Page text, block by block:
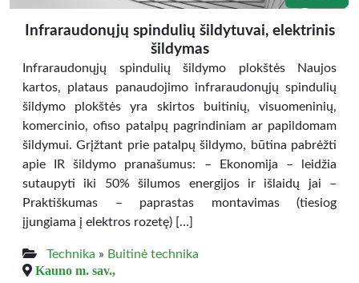
Infraraudonųjų spindulių šildytuvai, elektrinis
šildymas
Infraraudonųjų spindulių šildymo plokštės Naujos
kartos, plataus panaudojimo infraraudonųjų spindulių
šildymo plokštės yra skirtos buitinių, visuomeninių,
komercinio, ofiso patalpų pagrindiniam ar papildomam
šildymui. Grįžtant prie patalpų šildymo, būtina pabrėžti
apie IR šildymo pranašumus: – Ekonomija – leidžia
sutaupyti iki 50% šilumos energijos ir išlaidų jai –
Praktiškumas – paprastas montavimas (tiesiog
įjungiama į elektros rozetę) […]
Technika » Buitinė technika
Kauno m. sav.,